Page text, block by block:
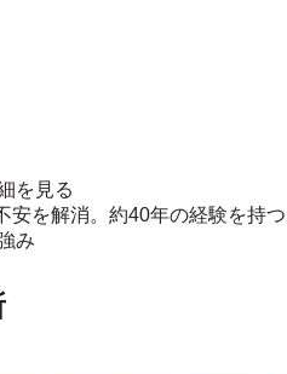
を見る
安を解消。約40年の経験を持つ
み